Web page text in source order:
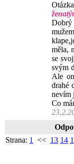
Dobrý
měla,
se
svým
Ale
drahé
nevím
Co
Strana: 1 << 13 14